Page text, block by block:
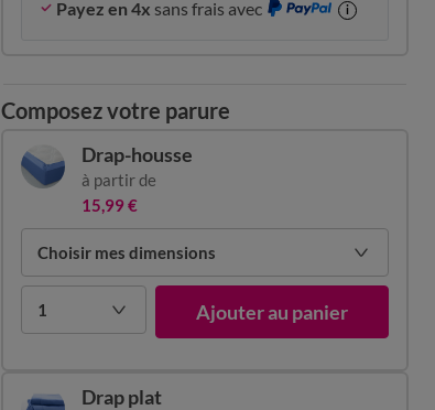
Payez en 4x sans frais avec i
Composez votre parure
Choisir mes dimensions
1 Ajouter au panier
Drap-housse
à partir de
15,99 €
Drap plat